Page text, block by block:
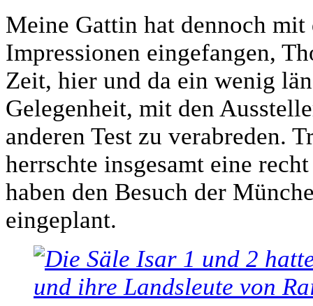
Meine Gattin hat dennoch
Impressionen eingefangen,
Zeit, hier und da ein wenig
Gelegenheit, mit den
anderen Test zu verabreden.
herrschte insgesamt eine
haben den Besuch der
eingeplant.